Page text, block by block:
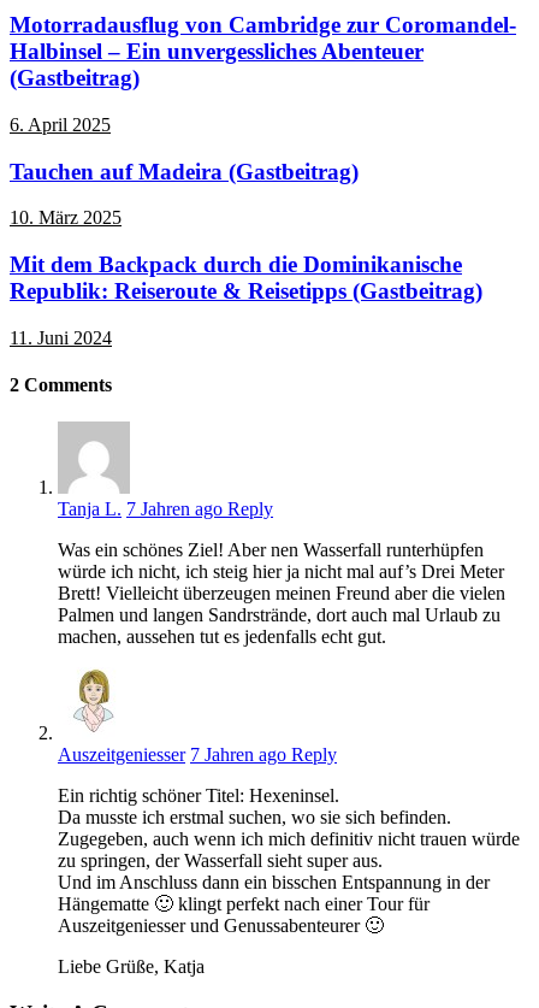
Motorradausflug von Cambridge zur Coromandel-
Halbinsel – Ein unvergessliches Abenteuer
(Gastbeitrag)
6. April 2025
Tauchen auf Madeira (Gastbeitrag)
10. März 2025
Mit dem Backpack durch die Dominikanische
Republik: Reiseroute & Reisetipps (Gastbeitrag)
11. Juni 2024
2 Comments
Tanja L. 7 Jahren ago Reply
Was ein schönes Ziel! Aber nen Wasserfall runterhüpfen
würde ich nicht, ich steig hier ja nicht mal auf’s Drei Meter
Brett! Vielleicht überzeugen meinen Freund aber die vielen
Palmen und langen Sandrstrände, dort auch mal Urlaub zu
machen, aussehen tut es jedenfalls echt gut.
Auszeitgeniesser 7 Jahren ago Reply
Ein richtig schöner Titel: Hexeninsel.
Da musste ich erstmal suchen, wo sie sich befinden.
Zugegeben, auch wenn ich mich definitiv nicht trauen würde
zu springen, der Wasserfall sieht super aus.
Und im Anschluss dann ein bisschen Entspannung in der
Hängematte 🙂 klingt perfekt nach einer Tour für
Auszeitgeniesser und Genussabenteurer 🙂
Liebe Grüße, Katja